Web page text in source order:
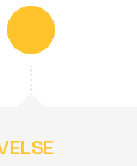
giba@gibatravel.dk
Travel